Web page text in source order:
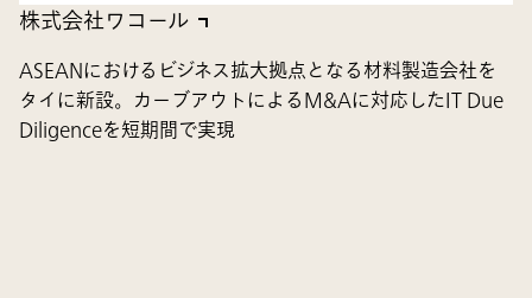
株式会社ワコール
ASEANにおけるビジネス拡大拠点となる材料製造会社を
タイに新設。カーブアウトによるM&Aに対応したIT Due
Diligenceを短期間で実現